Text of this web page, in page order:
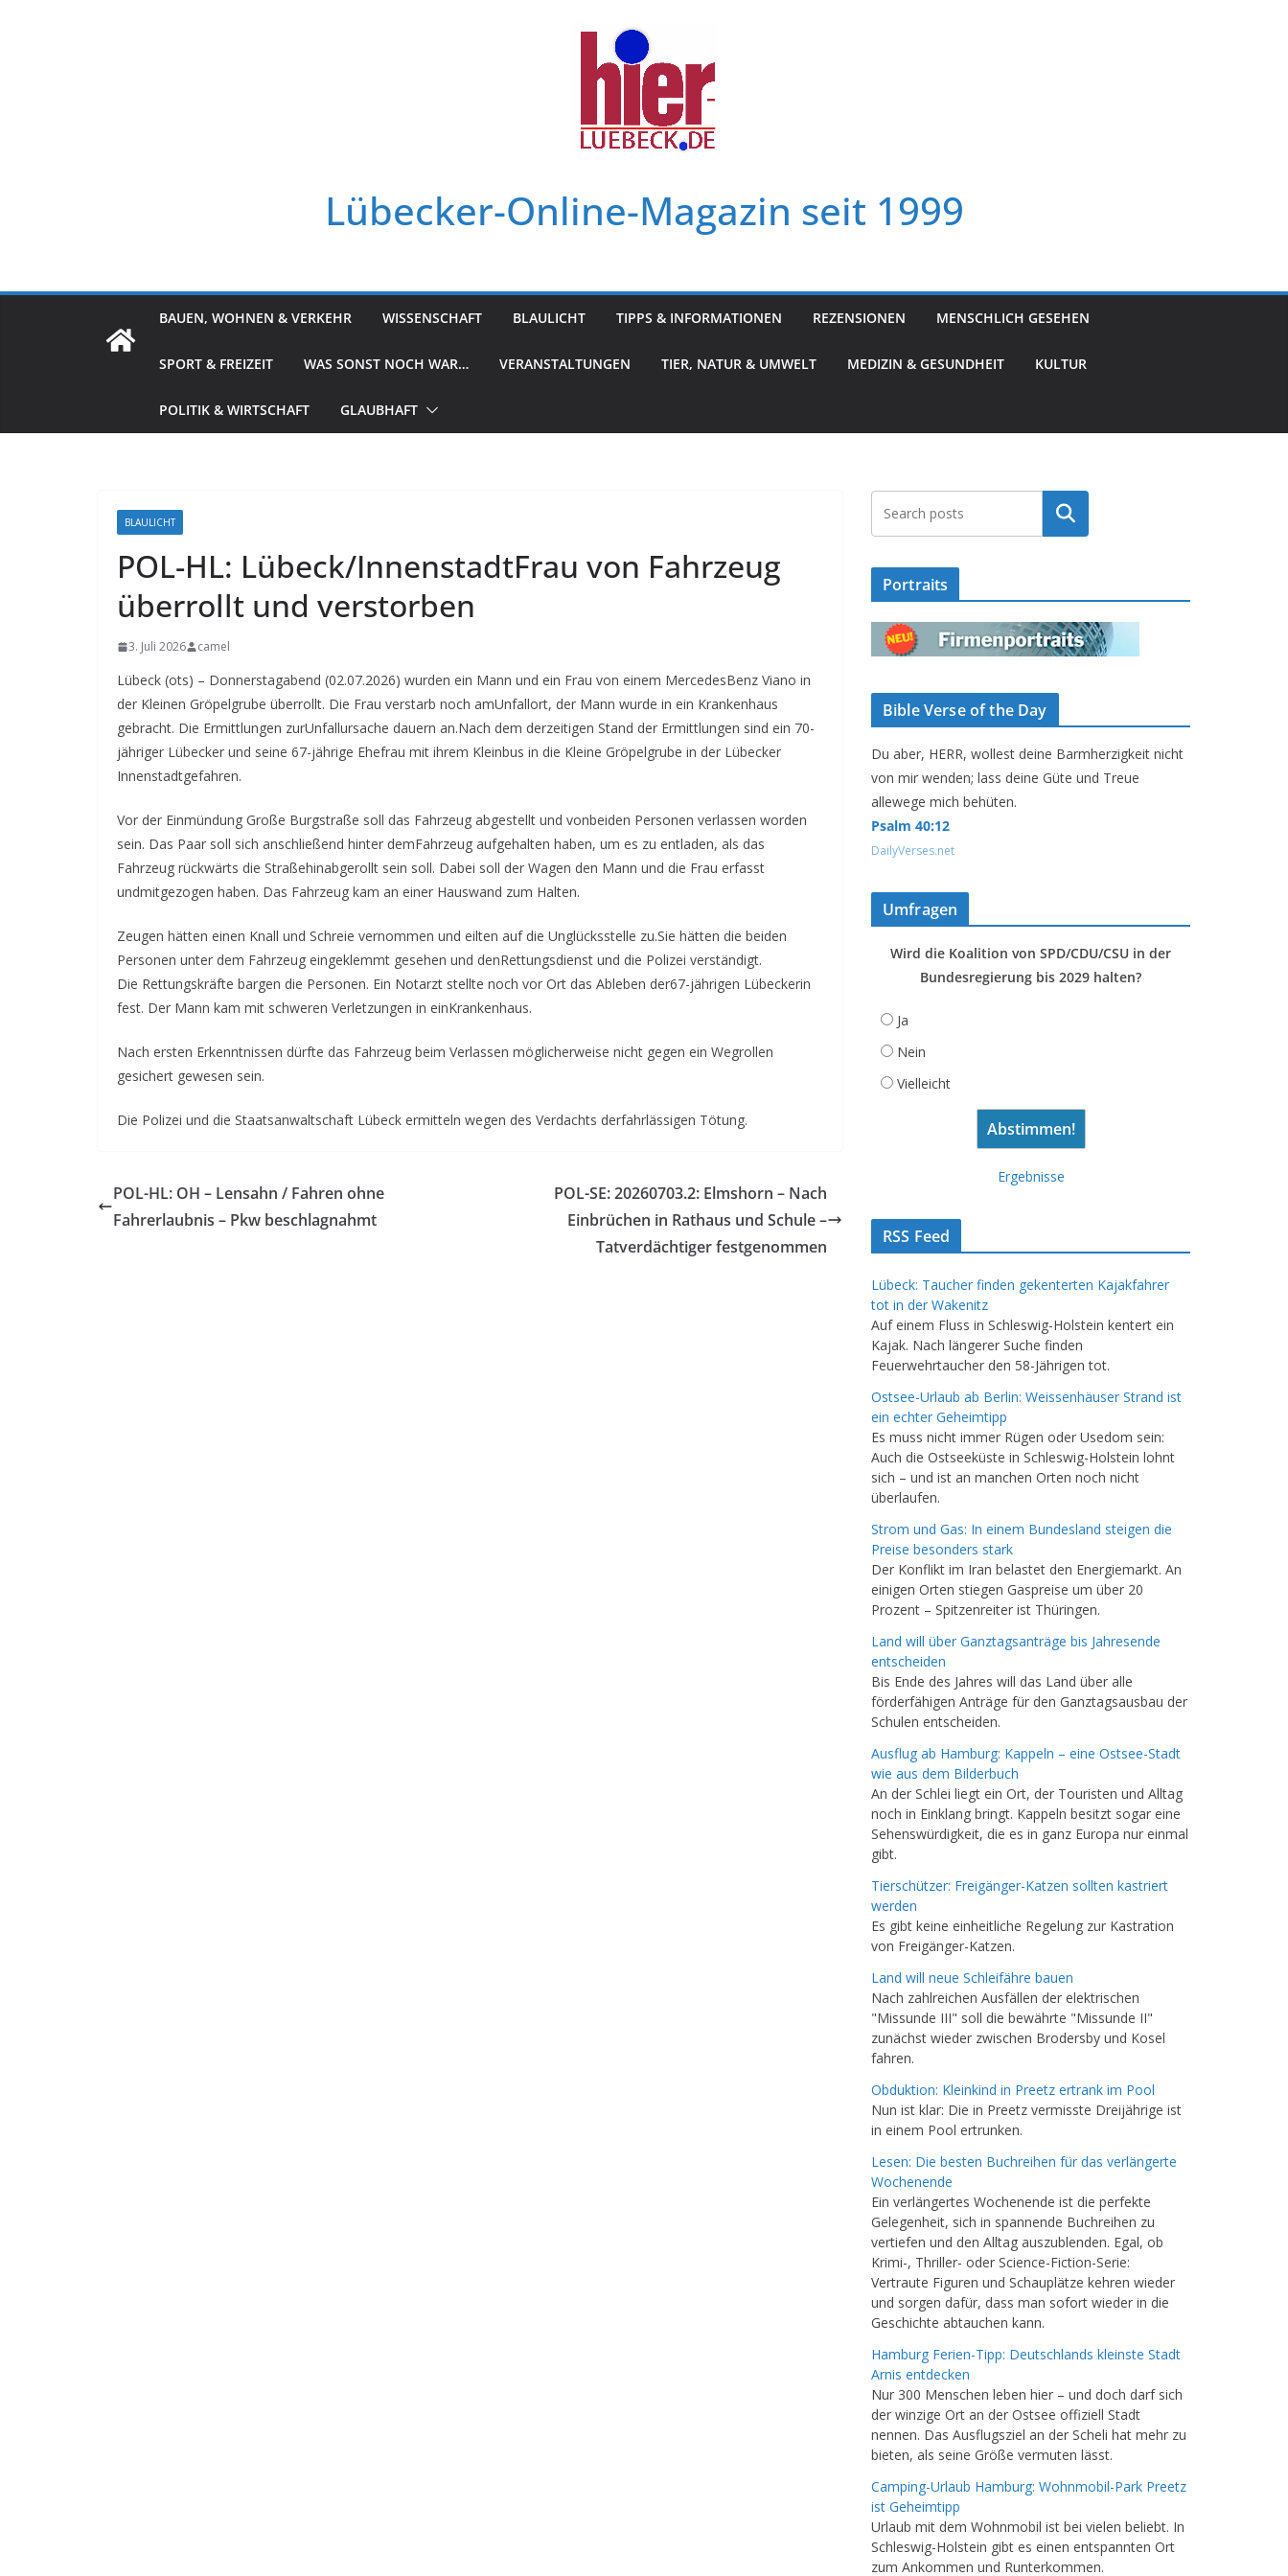
Lübecker-Online-Magazin seit 1999
BAUEN, WOHNEN & VERKEHR WISSENSCHAFT BLAULICHT TIPPS & INFORMATIONEN REZENSIONEN MENSCHLICH GESEHEN
SPORT & FREIZEIT WAS SONST NOCH WAR… VERANSTALTUNGEN TIER, NATUR & UMWELT MEDIZIN & GESUNDHEIT KULTUR
POLITIK & WIRTSCHAFT GLAUBHAFT
BLAULICHT
POL-HL: Lübeck/InnenstadtFrau von Fahrzeug
überrollt und verstorben
3. Juli 2026 camel
Lübeck (ots) – Donnerstagabend (02.07.2026) wurden ein Mann und ein Frau von einem MercedesBenz Viano in
der Kleinen Gröpelgrube überrollt. Die Frau verstarb noch amUnfallort, der Mann wurde in ein Krankenhaus
gebracht. Die Ermittlungen zurUnfallursache dauern an.Nach dem derzeitigen Stand der Ermittlungen sind ein 70-
jähriger Lübecker und seine 67-jährige Ehefrau mit ihrem Kleinbus in die Kleine Gröpelgrube in der Lübecker
Innenstadtgefahren.
Vor der Einmündung Große Burgstraße soll das Fahrzeug abgestellt und vonbeiden Personen verlassen worden
sein. Das Paar soll sich anschließend hinter demFahrzeug aufgehalten haben, um es zu entladen, als das
Fahrzeug rückwärts die Straßehinabgerollt sein soll. Dabei soll der Wagen den Mann und die Frau erfasst
undmitgezogen haben. Das Fahrzeug kam an einer Hauswand zum Halten.
Zeugen hätten einen Knall und Schreie vernommen und eilten auf die Unglücksstelle zu.Sie hätten die beiden
Personen unter dem Fahrzeug eingeklemmt gesehen und denRettungsdienst und die Polizei verständigt.
Die Rettungskräfte bargen die Personen. Ein Notarzt stellte noch vor Ort das Ableben der67-jährigen Lübeckerin
fest. Der Mann kam mit schweren Verletzungen in einKrankenhaus.
Nach ersten Erkenntnissen dürfte das Fahrzeug beim Verlassen möglicherweise nicht gegen ein Wegrollen
gesichert gewesen sein.
Die Polizei und die Staatsanwaltschaft Lübeck ermitteln wegen des Verdachts derfahrlässigen Tötung.
POL-HL: OH – Lensahn / Fahren ohne
Fahrerlaubnis – Pkw beschlagnahmt
POL-SE: 20260703.2: Elmshorn – Nach
Einbrüchen in Rathaus und Schule –
Tatverdächtiger festgenommen
Suchen
Portraits
Bible Verse of the Day
Du aber, HERR, wollest deine Barmherzigkeit nicht
von mir wenden; lass deine Güte und Treue
allewege mich behüten.
Psalm 40:12
DailyVerses.net
Umfragen
Wird die Koalition von SPD/CDU/CSU in der
Bundesregierung bis 2029 halten?
Ja
Nein
Vielleicht
Ergebnisse
RSS Feed
Lübeck: Taucher finden gekenterten Kajakfahrer
tot in der Wakenitz
Auf einem Fluss in Schleswig-Holstein kentert ein
Kajak. Nach längerer Suche finden
Feuerwehrtaucher den 58-Jährigen tot.
Ostsee-Urlaub ab Berlin: Weissenhäuser Strand ist
ein echter Geheimtipp
Es muss nicht immer Rügen oder Usedom sein:
Auch die Ostseeküste in Schleswig-Holstein lohnt
sich – und ist an manchen Orten noch nicht
überlaufen.
Strom und Gas: In einem Bundesland steigen die
Preise besonders stark
Der Konflikt im Iran belastet den Energiemarkt. An
einigen Orten stiegen Gaspreise um über 20
Prozent – Spitzenreiter ist Thüringen.
Land will über Ganztagsanträge bis Jahresende
entscheiden
Bis Ende des Jahres will das Land über alle
förderfähigen Anträge für den Ganztagsausbau der
Schulen entscheiden.
Ausflug ab Hamburg: Kappeln – eine Ostsee-Stadt
wie aus dem Bilderbuch
An der Schlei liegt ein Ort, der Touristen und Alltag
noch in Einklang bringt. Kappeln besitzt sogar eine
Sehenswürdigkeit, die es in ganz Europa nur einmal
gibt.
Tierschützer: Freigänger-Katzen sollten kastriert
werden
Es gibt keine einheitliche Regelung zur Kastration
von Freigänger-Katzen.
Land will neue Schleifähre bauen
Nach zahlreichen Ausfällen der elektrischen
"Missunde III" soll die bewährte "Missunde II"
zunächst wieder zwischen Brodersby und Kosel
fahren.
Obduktion: Kleinkind in Preetz ertrank im Pool
Nun ist klar: Die in Preetz vermisste Dreijährige ist
in einem Pool ertrunken.
Lesen: Die besten Buchreihen für das verlängerte
Wochenende
Ein verlängertes Wochenende ist die perfekte
Gelegenheit, sich in spannende Buchreihen zu
vertiefen und den Alltag auszublenden. Egal, ob
Krimi-, Thriller- oder Science-Fiction-Serie:
Vertraute Figuren und Schauplätze kehren wieder
und sorgen dafür, dass man sofort wieder in die
Geschichte abtauchen kann.
Hamburg Ferien-Tipp: Deutschlands kleinste Stadt
Arnis entdecken
Nur 300 Menschen leben hier – und doch darf sich
der winzige Ort an der Ostsee offiziell Stadt
nennen. Das Ausflugsziel an der Scheli hat mehr zu
bieten, als seine Größe vermuten lässt.
Camping-Urlaub Hamburg: Wohnmobil-Park Preetz
ist Geheimtipp
Urlaub mit dem Wohnmobil ist bei vielen beliebt. In
Schleswig-Holstein gibt es einen entspannten Ort
zum Ankommen und Runterkommen.